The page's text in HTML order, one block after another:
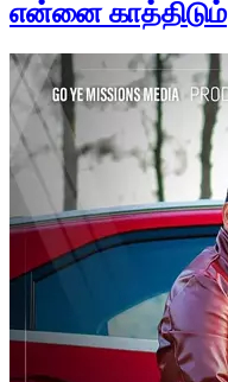
என்னை காத்திடும்